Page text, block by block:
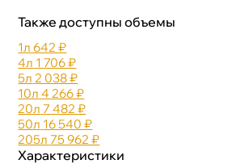
Также доступны объемы
1л 642 ₽
4л 1 706 ₽
5л 2 038 ₽
10л 4 266 ₽
20л 7 482 ₽
50л 16 540 ₽
205л 75 962 ₽
Характеристики